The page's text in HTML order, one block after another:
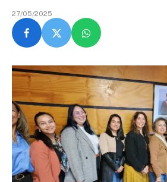
27/05/2025